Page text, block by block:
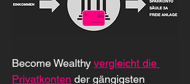
Become Wealthy vergleicht die
Privatkonten der gängigsten